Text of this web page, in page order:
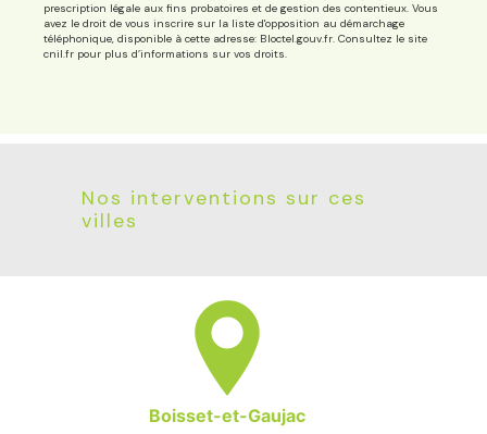
prescription légale aux fins probatoires et de gestion des contentieux. Vous
avez le droit de vous inscrire sur la liste d'opposition au démarchage
téléphonique, disponible à cette adresse: Bloctel.gouv.fr. Consultez le site
cnil.fr pour plus d’informations sur vos droits.
Nos interventions sur ces
villes
Boisset-et-Gaujac